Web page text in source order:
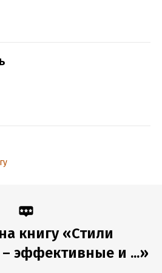
книгу «Стили
эффективные и ...»